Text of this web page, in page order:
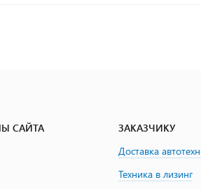
САЙТА
ЗАКАЗЧИКУ
Доставка
Техника в лизинг